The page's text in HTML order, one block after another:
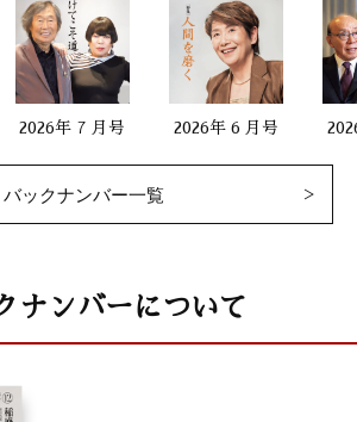
2026年 7 月号 2026年 6 月号
バックナンバー一覧
ナンバーについて